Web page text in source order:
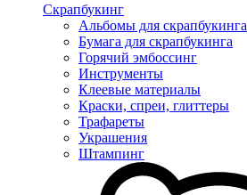
Скрапбукинг
Альбомы для скрапбукинга
Бумага для скрапбукинга
Горячий эмбоссинг
Инструменты
Клеевые материалы
Краски, спреи, глиттеры
Трафареты
Украшения
Штампинг